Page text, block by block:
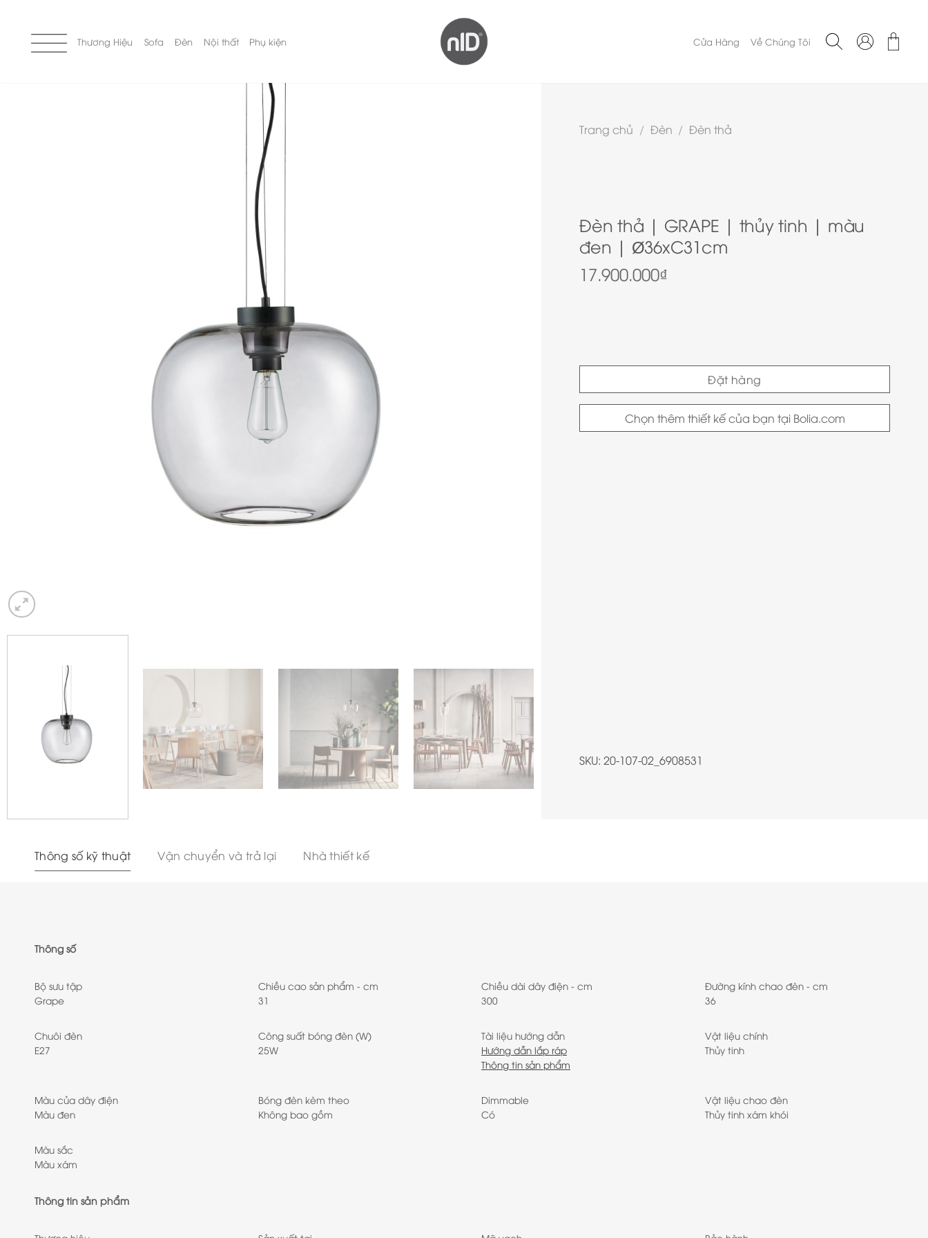
content
Thương Hiệu Sofa Đèn Nội thất Phụ kiện Cửa Hàng Về Chúng Tôi
Trang chủ / Đèn / Đèn thả
Đèn thả | GRAPE | thủy tinh | màu
đen | Ø36xC31cm
17.900.000₫
Đặt hàng
Chọn thêm thiết kế của bạn tại Bolia.com
SKU: 20-107-02_6908531
Thông số kỹ thuật Vận chuyển và trả lại Nhà thiết kế
Thông số
Bộ sưu tập
Grape
Chiều cao sản phẩm - cm
31
Chiều dài dây điện - cm
300
Đường kính chao đèn - cm
36
Chuôi đèn
E27
Công suất bóng đèn (W)
25W
Tài liệu hướng dẫn
Hướng dẫn lắp ráp
Thông tin sản phẩm
Vật liệu chính
Thủy tinh
Màu của dây điện
Màu đen
Bóng đèn kèm theo
Không bao gồm
Dimmable
Có
Vật liệu chao đèn
Thủy tinh xám khói
Màu sắc
Màu xám
Thông tin sản phẩm